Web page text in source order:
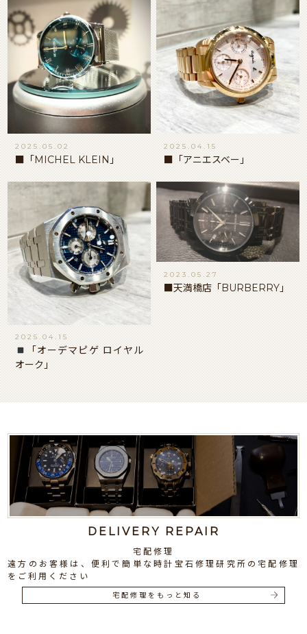
2025.05.02
■「MICHEL KLEIN」
2025.04.15
■「アニエスベー」
2025.04.15
「オーデマピゲ ロイヤル
オーク」
2023.05.27
■天満橋店「BURBERRY」
DELIVERY REPAIR
宅配修理
遠方のお客様は、便利で簡単な時計宝石修理研究所の宅配修理
をご利用ください
宅配修理をもっと知る